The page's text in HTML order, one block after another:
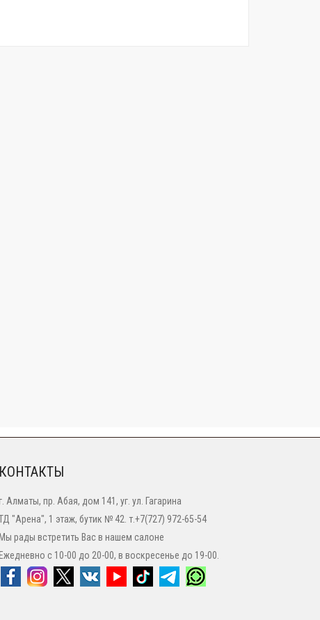
КОНТАКТЫ
Алматы, пр. Абая, дом 141, уг. ул. Гагарина
"Арена", 1 этаж, бутик № 42. т.+7(727) 972-65-54
Мы рады встретить Вас в нашем салоне
Ежедневно с 10-00 до 20-00, в воскресенье до 19-00.